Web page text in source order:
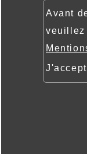
Avant
veuillez